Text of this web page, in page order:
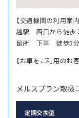
【交通機関の利用
越駅 西口から徒歩
留所 下車 徒歩5分
【お車をご利用のお
メルスプラン取扱
定期交換型